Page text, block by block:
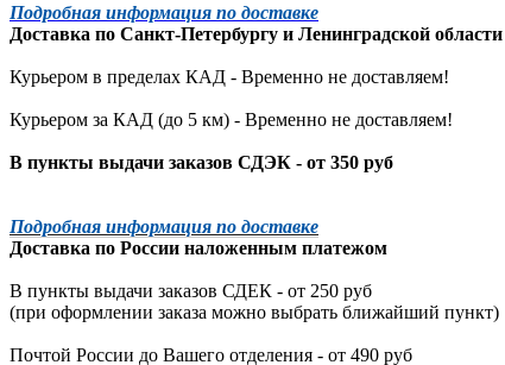
Подробная информация по доставке
Доставка по Санкт-Петербургу и Ленинградской области
Курьером в пределах КАД - Временно не доставляем!
Курьером за КАД (до 5 км) - Временно не доставляем!
В пункты выдачи заказов СДЭК - от 350 руб
Подробная информация по доставке
Доставка по России наложенным платежом
В пункты выдачи заказов СДЕК - от 250 руб
(при оформлении заказа можно выбрать ближайший пункт)
Почтой России до Вашего отделения - от 490 руб